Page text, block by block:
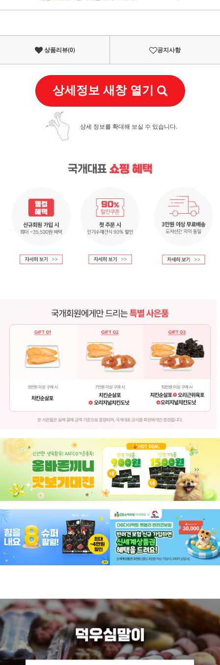
이벤트페이포인트 적립 혜택 2배 UP!
상품리뷰(0) 공지사항
상세정보 새창 열기
상세 정보를 확대해 보실 수 있습니다.